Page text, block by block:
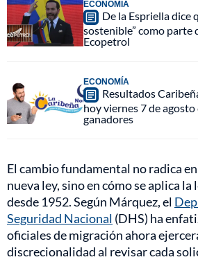
ECONOMÍA
De la Espriella dice
sostenible” como parte
Ecopetrol
ECONOMÍA
Resultados
hoy viernes 7 de
ganadores
El cambio fundamental no radica
nueva ley, sino en cómo se aplica
desde 1952. Según Márquez, el
Seguridad Nacional (DHS) ha
oficiales de migración ahora
discrecionalidad al revisar cada